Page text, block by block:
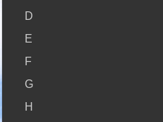
D
E
F
G
H